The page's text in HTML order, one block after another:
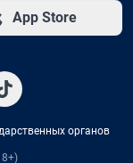
App Store
органов